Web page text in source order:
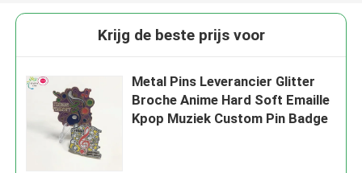
Krijg de beste prijs voor
Metal Pins Leverancier Glitter
Broche Anime Hard Soft Emaille
Kpop Muziek Custom Pin Badge